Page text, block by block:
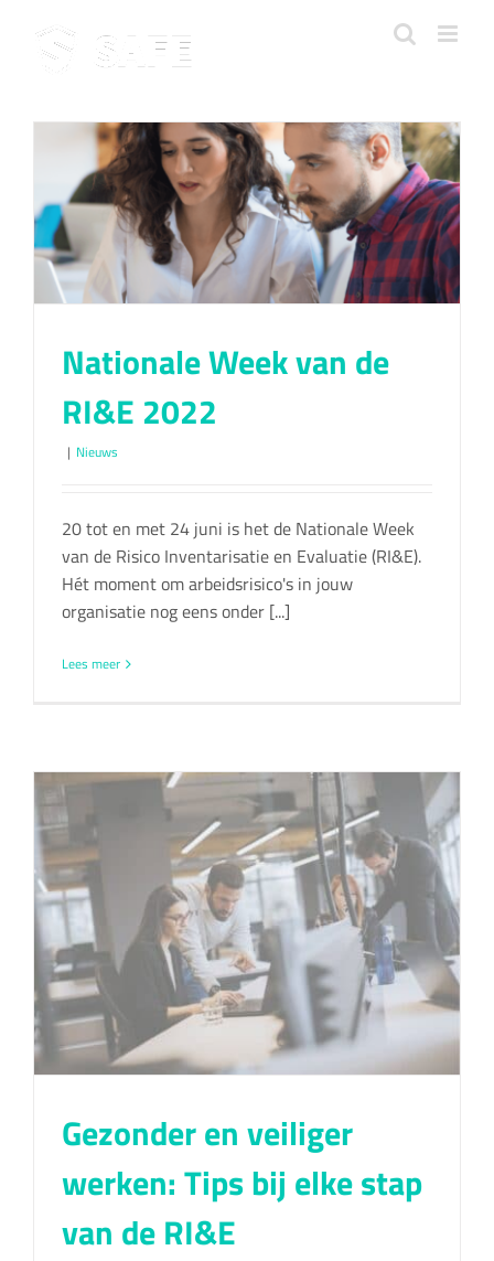
Nationale Week van de
RI&E 2022
| Nieuws
20 tot en met 24 juni is het de Nationale Week
van de Risico Inventarisatie en Evaluatie (RI&E).
Hét moment om arbeidsrisico's in jouw
organisatie nog eens onder [...]
Lees meer
Gezonder en veiliger
werken: Tips bij elke stap
van de RI&E